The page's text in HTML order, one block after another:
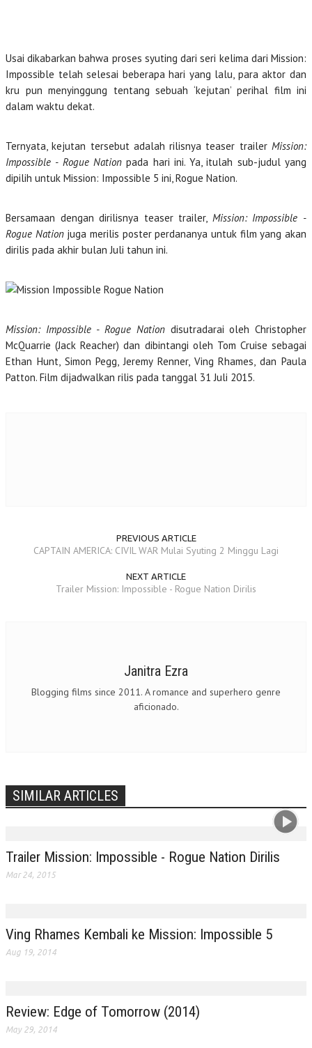
Usai dikabarkan bahwa proses syuting dari seri kelima dari Mission:
Impossible telah selesai beberapa hari yang lalu, para aktor dan
kru pun menyinggung tentang sebuah ‘kejutan’ perihal film ini
dalam waktu dekat.
Ternyata, kejutan tersebut adalah rilisnya teaser trailer Mission:
Impossible - Rogue Nationpada hari ini. Ya, itulah sub-judul yang
dipilih untuk Mission: Impossible 5 ini, Rogue Nation.
Bersamaan dengan dirilisnya teaser trailer, Mission: Impossible -
Rogue Nationjuga merilis poster perdananya untuk film yang akan
dirilis pada akhir bulan Juli tahun ini.
Mission: Impossible - Rogue Nationdisutradarai oleh Christopher
McQuarrie (Jack Reacher) dan dibintangi oleh Tom Cruise sebagai
Ethan Hunt, Simon Pegg, Jeremy Renner, Ving Rhames, dan Paula
Patton. Film dijadwalkan rilis pada tanggal 31 Juli 2015.
PREVIOUS ARTICLE
CAPTAIN AMERICA: CIVIL WAR Mulai Syuting 2 Minggu Lagi
NEXT ARTICLE
Trailer Mission: Impossible - Rogue Nation Dirilis
Janitra Ezra
Blogging films since 2011. A romance and superhero genre
aficionado.
SIMILAR ARTICLES
Trailer Mission: Impossible - Rogue Nation Dirilis
Mar 24, 2015
Ving Rhames Kembali ke Mission: Impossible 5
Aug 19, 2014
Review: Edge of Tomorrow (2014)
May 29, 2014